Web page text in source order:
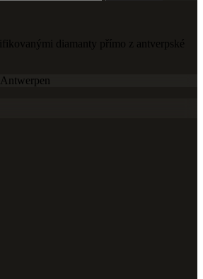
diamanty přímo z antverpské